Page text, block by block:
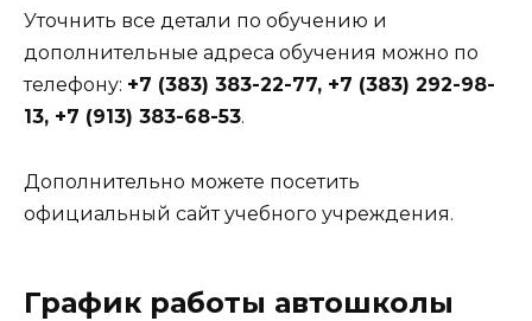
Уточнить все детали по обучению и
дополнительные адреса обучения можно по
телефону: +7 (383) 383-22-77, +7 (383) 292-98-
13, +7 (913) 383-68-53.
Дополнительно можете посетить
официальный сайт учебного учреждения.
График работы автошколы